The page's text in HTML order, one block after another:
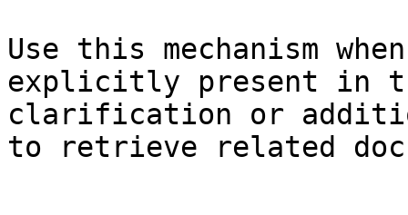
Use this mechanism
explicitly present in
clarification or